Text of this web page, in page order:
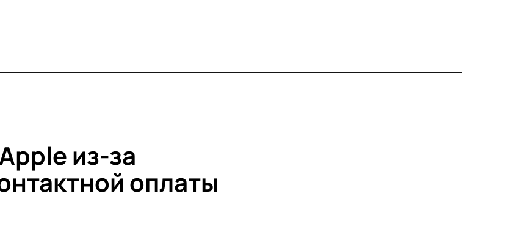
из-за
оплаты